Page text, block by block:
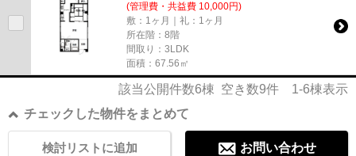
(管理費・共益費 10,000円)
敷：1ヶ月｜礼：1ヶ月
所在階：8階
間取り：3LDK
面積：67.56㎡
該当公開件数6棟 空き数9件 1-6棟表示
チェックした物件をまとめて
お問い合わせ
検討リストに追加